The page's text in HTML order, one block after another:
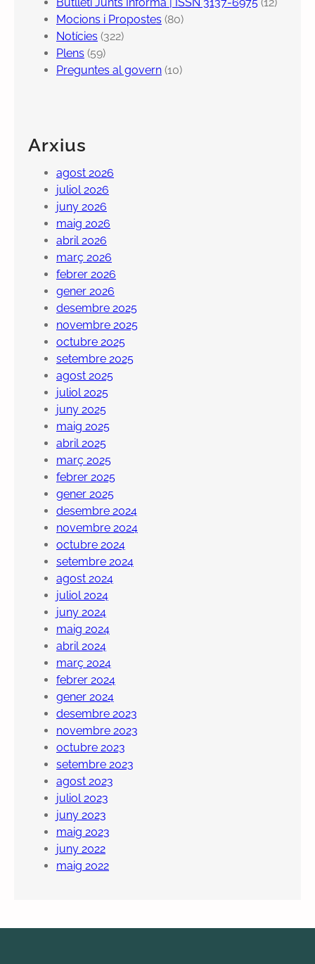
Mocions i Propostes (80)
Notícies (322)
Plens (59)
Preguntes al govern (10)
Arxius
agost 2026
juliol 2026
juny 2026
maig 2026
abril 2026
març 2026
febrer 2026
gener 2026
desembre 2025
novembre 2025
octubre 2025
setembre 2025
agost 2025
juliol 2025
juny 2025
maig 2025
abril 2025
març 2025
febrer 2025
gener 2025
desembre 2024
novembre 2024
octubre 2024
setembre 2024
agost 2024
juliol 2024
juny 2024
maig 2024
abril 2024
març 2024
febrer 2024
gener 2024
desembre 2023
novembre 2023
octubre 2023
setembre 2023
agost 2023
juliol 2023
juny 2023
maig 2023
juny 2022
maig 2022